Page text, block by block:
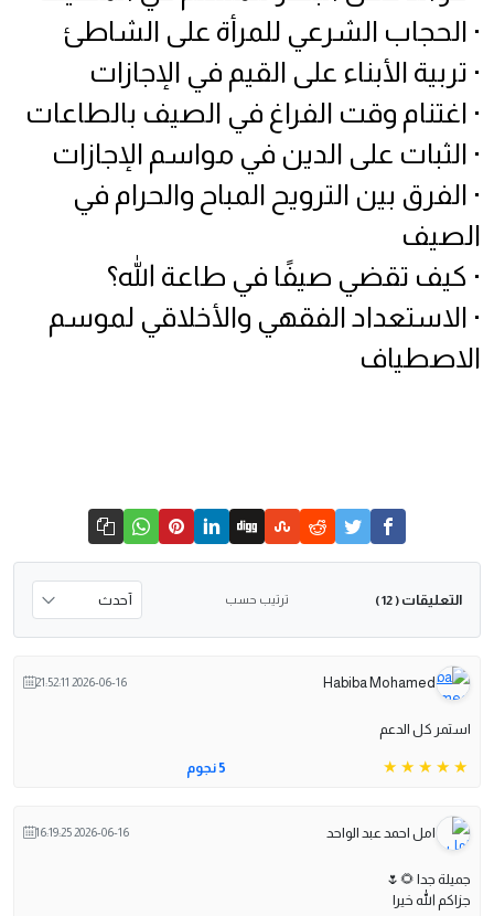
· الحجاب الشرعي للمرأة على الشاطئ
· تربية الأبناء على القيم في الإجازات
· اغتنام وقت الفراغ في الصيف بالطاعات
· الثبات على الدين في مواسم الإجازات
· الفرق بين الترويح المباح والحرام في
الصيف
· كيف تقضي صيفًا في طاعة الله؟
· الاستعداد الفقهي والأخلاقي لموسم
الاصطياف
التعليقات ( 12 ) ترتيب حسب
Habiba Mohamed
2026-06-16 21:52:11
استمر كل الدعم
5 نجوم
امل احمد عبد الواحد 2026-06-16 16:19:25
جميلة جدا 🌻🌷
جزاكم الله خيرا